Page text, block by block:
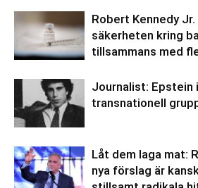
Robert Kennedy
säkerheten kring
tillsammans med
Journalist: Epstein
transnationell
Låt dem laga mat:
nya förslag är